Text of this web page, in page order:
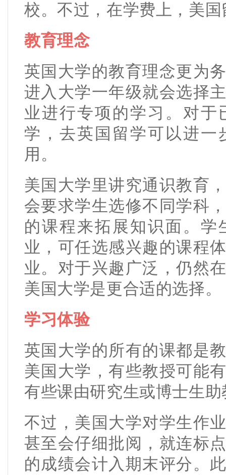
校。不过，在学费上，美
教育理念
英国大学的教育理念更为
进入大学一年级就会选择
业进行专项的学习。对
学，去英国留学可以进
用。
美国大学里讲究通识教育
会要求学生选修不同学科
的课程来拓展知识面。
业，可任选感兴趣的课程
业。对于兴趣广泛，仍然
美国大学是更合适的选择。
学习体验
英国大学的所有的课都是
美国大学，有些教授可能
有些课由研究生或博士生
不过，美国大学对学生作
甚至会仔细批阅，就连标
的成绩会计入期末评分。